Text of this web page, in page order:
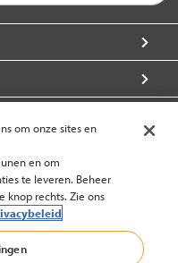
om onze sites en
en om
te leveren. Beheer
knop rechts. Zie ons